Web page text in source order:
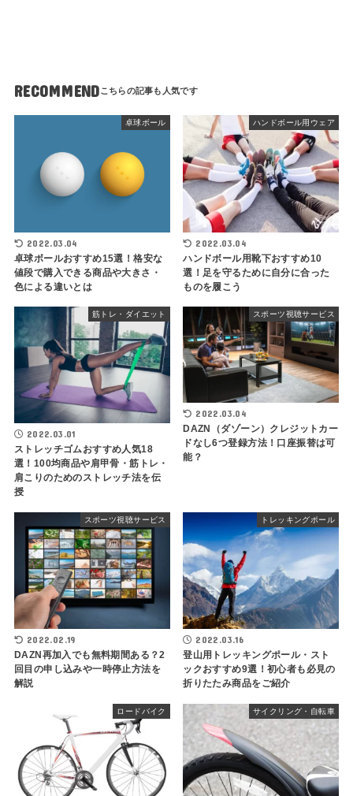
RECOMMEND
卓球ボール
2022.03.04
卓球ボールおすすめ15選！格安な
値段で購入できる商品や大きさ・
色による違いとは
ハンドボール用ウェア
2022.03.04
ハンドボール用靴下おすすめ10
選！足を守るために自分に合った
ものを履こう
筋トレ・ダイエット
2022.03.01
ストレッチゴムおすすめ人気18
選！100均商品や肩甲骨・筋トレ・
肩こりのためのストレッチ法を伝
授
スポーツ視聴サービス
2022.03.04
DAZN（ダゾーン）クレジットカー
ドなし6つ登録方法！口座振替は可
能？
スポーツ視聴サービス
2022.02.19
DAZN再加入でも無料期間ある？2
回目の申し込みや一時停止方法を
解説
トレッキングポール
2022.03.16
登山用トレッキングポール・スト
ックおすすめ9選！初心者も必見の
折りたたみ商品をご紹介
ロードバイク サイクリング・自転車